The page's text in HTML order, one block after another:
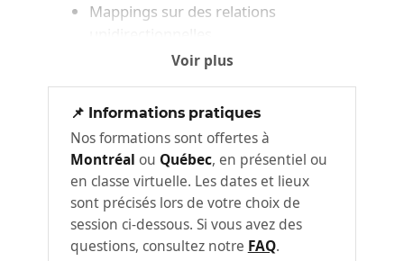
Mappings sur des relations
Mappings sur des relations bi-
directionnelles
Mapping des objets du domaine
Mappings de relations d'aggrégation
Mappings d'une relation d'héritage
Mapping des Collections et Types
Objets Complexes
Voir plus
📌 Informations pratiques
Nos formations sont offertes à
Montréal ou Québec, en présentiel ou
en classe virtuelle. Les dates et lieux
sont précisés lors de votre choix de
session ci-dessous. Si vous avez des
questions, consultez notre FAQ.